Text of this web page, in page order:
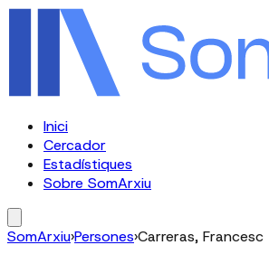
Inici
Cercador
Estadístiques
Sobre SomArxiu
SomArxiu›Persones›Carreras, Francesc